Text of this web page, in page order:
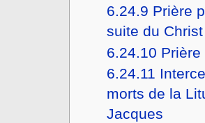
6.24.9 Prière
suite du Christ
6.24.10 Prière
6.24.11
morts de la
Jacques